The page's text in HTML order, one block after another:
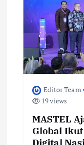
Editor Team
19 views
MASTEL
Global
Digital